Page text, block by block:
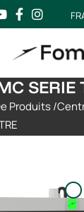
une
SERIE
Produits/